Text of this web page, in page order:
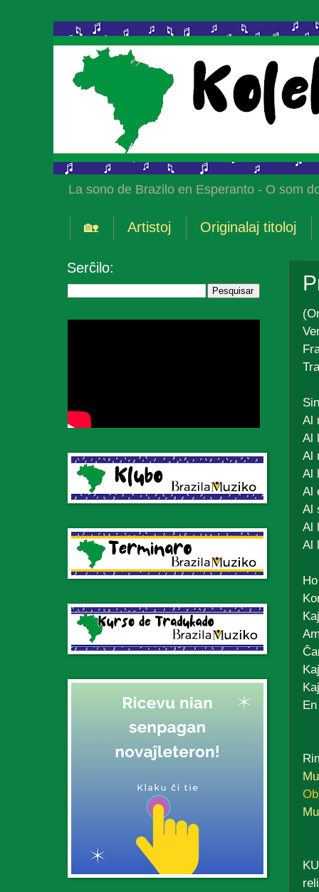
La sono de Brazilo en Esperanto - O som
🏡 Artistoj Originalaj titoloj
Al
Al
Al
Al
Al
Al
Al
Al
Serĉilo: